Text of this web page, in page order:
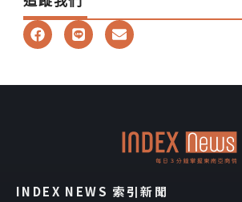
F
a
b
L
i
E
n
l
INDEX NEWS 索引新聞